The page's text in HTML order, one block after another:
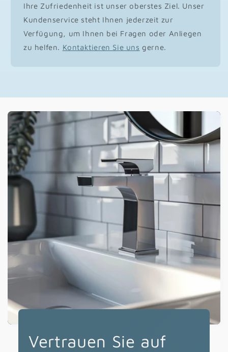
Ihre Zufriedenheit ist unser oberstes Ziel. Unser
Kundenservice steht Ihnen jederzeit zur
Verfügung, um Ihnen bei Fragen oder Anliegen
zu helfen. Kontaktieren Sie uns gerne.
Vertrauen Sie auf